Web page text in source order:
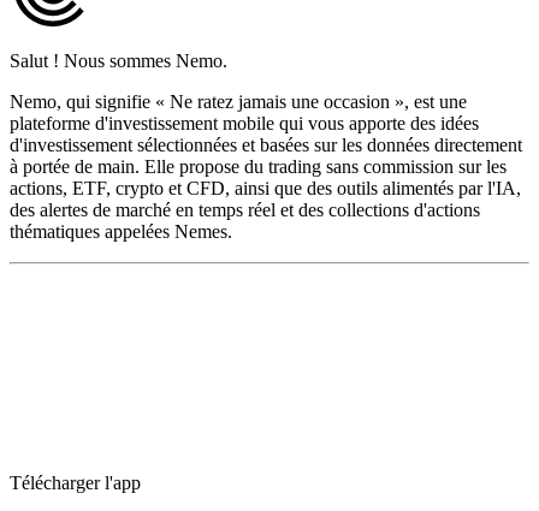
Salut ! Nous sommes Nemo.
Nemo, qui signifie « Ne ratez jamais une occasion », est une
plateforme d'investissement mobile qui vous apporte des idées
d'investissement sélectionnées et basées sur les données directement
à portée de main. Elle propose du trading sans commission sur les
actions, ETF, crypto et CFD, ainsi que des outils alimentés par l'IA,
des alertes de marché en temps réel et des collections d'actions
thématiques appelées Nemes.
Télécharger l'app